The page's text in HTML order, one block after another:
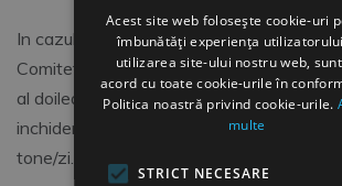
In cazul atingerii tintelor propuse, functie
Comitetului Director se poate dispune
al doilea pas, respectiv trecerea pe alta
inchiderea sondelor cu o productie
tone/zi.
Acest site web folosește cookie-uri
îmbunătăți experiența
utilizarea site-ului nostru web,
acord cu toate cookie-urile în
Politica noastră privind cookie-urile.
multe
STRICT NECESARE